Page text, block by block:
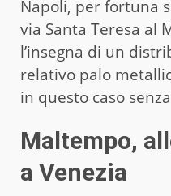
Napoli, per fortuna
via Santa Teresa al
l’insegna di un
relativo palo
in questo caso
Maltempo,
a Venezia